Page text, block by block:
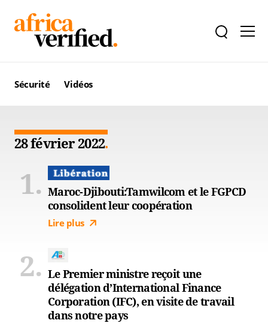
Sécurité Vidéos
28 février 2022
Maroc-Djibouti:Tamwilcom et le FGPCD
consolident leur coopération
Lire plus
Le Premier ministre reçoit une
délégation d’International Finance
Corporation (IFC), en visite de travail
dans notre pays